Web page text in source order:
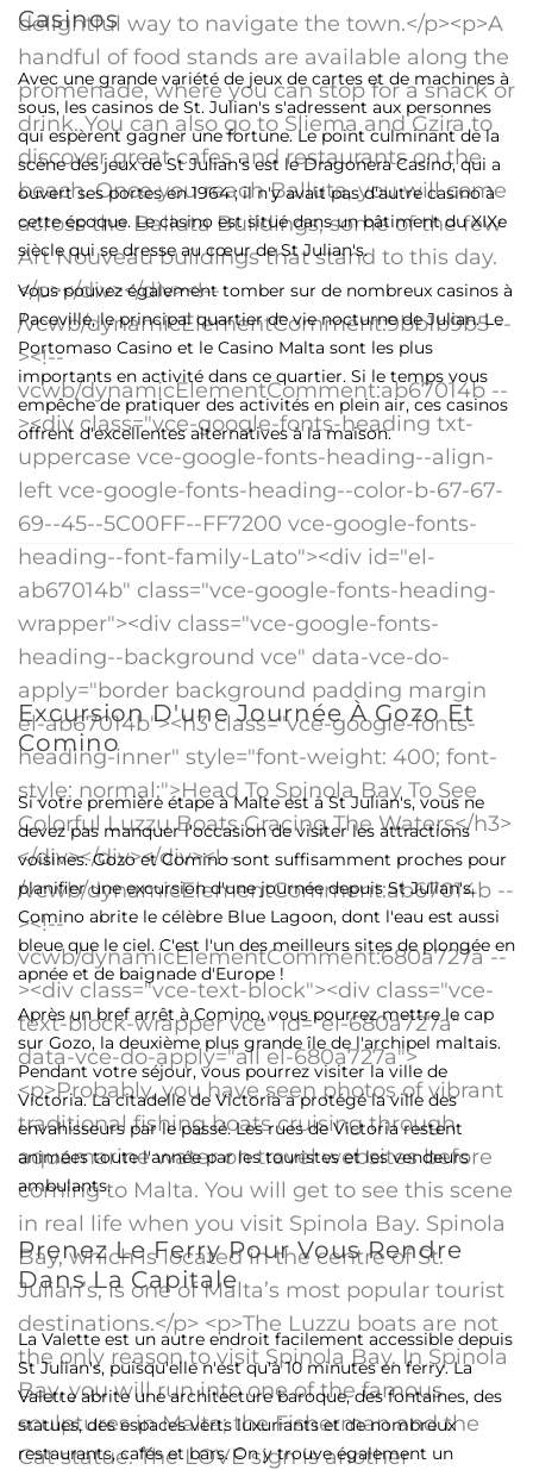
Casinos
Avec une grande variété de jeux de cartes et de machines à
sous, les casinos de St. Julian's s'adressent aux personnes
qui espèrent gagner une fortune. Le point culminant de la
scène des jeux de St Julian's est le Dragonera Casino, qui a
ouvert ses portes en 1964 ; il n'y avait pas d'autre casino à
cette époque. Le casino est situé dans un bâtiment du XIXe
siècle qui se dresse au cœur de St Julian's.
Vous pouvez également tomber sur de nombreux casinos à
Paceville, le principal quartier de vie nocturne de Julian. Le
Portomaso Casino et le Casino Malta sont les plus
importants en activité dans ce quartier. Si le temps vous
empêche de pratiquer des activités en plein air, ces casinos
offrent d'excellentes alternatives à la maison.
Excursion D'une Journée À Gozo Et
Comino
Si votre première étape à Malte est à St Julian's, vous ne
devez pas manquer l'occasion de visiter les attractions
voisines. Gozo et Comino sont suffisamment proches pour
planifier une excursion d'une journée depuis St Julian's.
Comino abrite le célèbre Blue Lagoon, dont l'eau est aussi
bleue que le ciel. C'est l'un des meilleurs sites de plongée en
apnée et de baignade d'Europe !
Après un bref arrêt à Comino, vous pourrez mettre le cap
sur Gozo, la deuxième plus grande île de l'archipel maltais.
Pendant votre séjour, vous pourrez visiter la ville de
Victoria. La citadelle de Victoria a protégé la ville des
envahisseurs par le passé. Les rues de Victoria restent
animées toute l'année par les touristes et les vendeurs
ambulants.
Prenez Le Ferry Pour Vous Rendre
Dans La Capitale
La Valette est un autre endroit facilement accessible depuis
St Julian's, puisqu'elle n'est qu'à 10 minutes en ferry. La
Valette abrite une architecture baroque, des fontaines, des
statues, des espaces verts luxuriants et de nombreux
restaurants, cafés et bars. On y trouve également un